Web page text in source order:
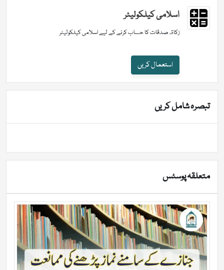
اسلامی کیلکولیٹر
زکاۃ، صدقات کا حساب کرنے کے لیے اسلامی کیلکولیٹر
استعمال کریں
تبصرہ شامل کریں
متعلقہ پوسٹس